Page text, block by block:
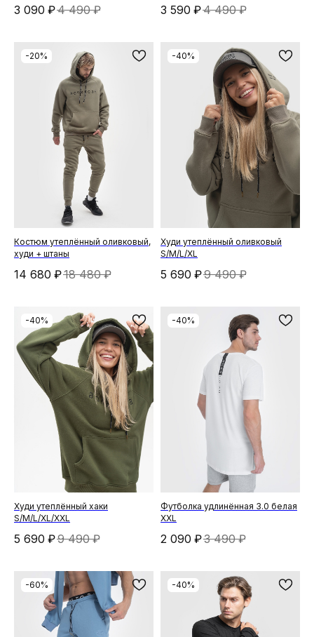
3 090 ₽4 490 ₽ 3 590 ₽4 490 ₽
-20%
Костюм утеплённый оливковый,
худи + штаны
14 680 ₽18 480 ₽
-40%
Худи утеплённый оливковый
S/M/L/XL
5 690 ₽9 490 ₽
-40%
Худи утеплённый хаки
S/M/L/XL/XXL
5 690 ₽9 490 ₽
-40%
Футболка удлинённая 3.0 белая
XXL
2 090 ₽3 490 ₽
-60% -40%